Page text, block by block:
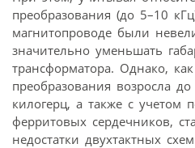
преобразования (до 5–10
магнитопроводе были
значительно уменьшать
трансформатора. Однако, как
преобразования возросла
килогерц, а также с учетом
ферритовых сердечников,
недостатки двухтактных